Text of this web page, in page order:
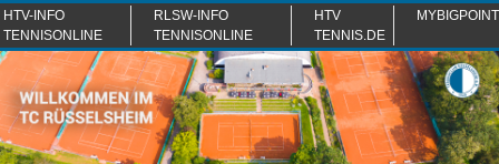
Zum
Inhalt
springen
HTV-INFO
TENNISONLINE
RLSW-INFO
TENNISONLINE
HTV
TENNIS.DE
MYBIGPOINT